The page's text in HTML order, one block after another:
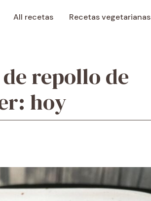
All recetas Recetas vegetarianas
repollo de
hoy